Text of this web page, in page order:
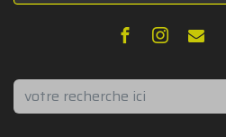
Rechercher